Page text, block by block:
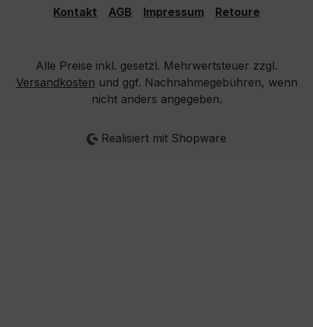
Kontakt AGB Impressum Retoure
Alle Preise inkl. gesetzl. Mehrwertsteuer zzgl.
Versandkosten und ggf. Nachnahmegebühren, wenn
nicht anders angegeben.
Realisiert mit Shopware